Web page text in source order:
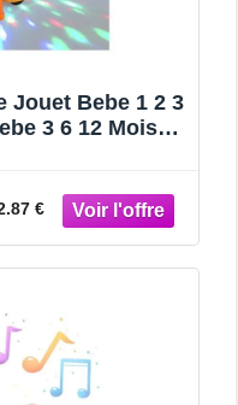
Jouet Bebe 1 2 3
€